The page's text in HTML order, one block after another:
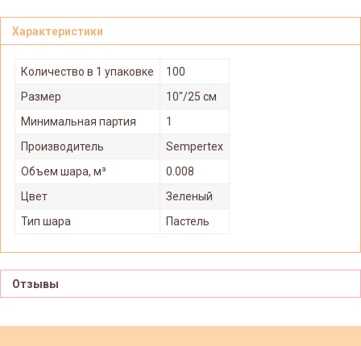
Характеристики
Количество в 1 упаковке
100
Размер
10"/25 см
Минимальная партия
1
Производитель
Sempertex
Объем шара, м³
0.008
Цвет
Зеленый
Тип шара
Пастель
Отзывы